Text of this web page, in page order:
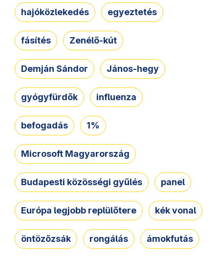
hajóközlekedés egyeztetés
fásítés Zenélő-kút
Demján Sándor János-hegy
gyógyfürdők influenza
befogadás 1%
Microsoft Magyarország
Budapesti közösségi gyűlés panel
Európa legjobb replülőtere kék vonal
öntözőzsák rongálás ámokfutás